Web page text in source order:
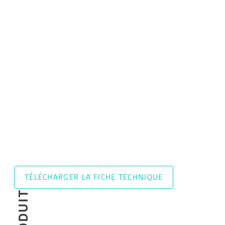
TÉLÉCHARGER LA FICHE TECHNIQUE